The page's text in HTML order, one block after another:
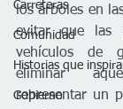
Carreteras
Comunidad
Historias que
Gobierno
los árboles en
evitar que las
vehículos de
eliminar
representar un